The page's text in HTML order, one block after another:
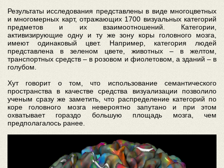
Результаты исследования представлены в виде многоцветных
и многомерных карт, отражающих 1700 визуальных категорий
предметов и их взаимоотношений. Категории,
активизирующие одну и ту же зону коры головного мозга,
имеют одинаковый цвет. Например, категория людей
представлена в зеленом цвете, животных – в желтом,
транспортных средств – в розовом и фиолетовом, а зданий – в
голубом.
Хут говорит о том, что использование семантического
пространства в качестве средства визуализации позволило
ученым сразу же заметить, что распределение категорий по
коре головного мозга невероятно запутано и при этом
охватывает гораздо большую площадь мозга, чем
предполагалось ранее.